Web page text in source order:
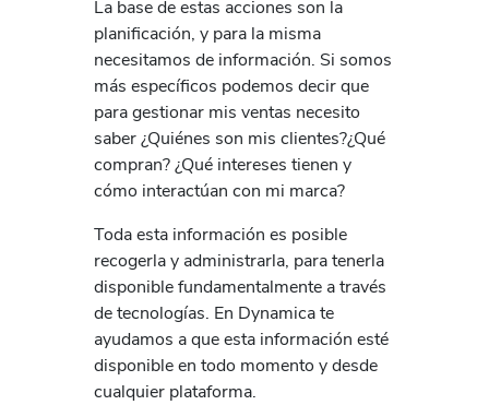
La base de estas acciones son la
planificación, y para la misma
necesitamos de información. Si somos
más específicos podemos decir que
para gestionar mis ventas necesito
saber ¿Quiénes son mis clientes?¿Qué
compran? ¿Qué intereses tienen y
cómo interactúan con mi marca?
Toda esta información es posible
recogerla y administrarla, para tenerla
disponible fundamentalmente a través
de tecnologías. En Dynamica te
ayudamos a que esta información esté
disponible en todo momento y desde
cualquier plataforma.